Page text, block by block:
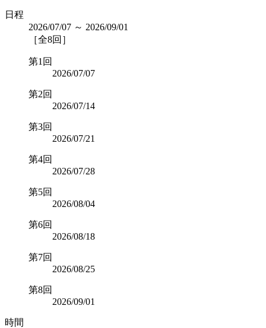
日程
2026/07/07 ～ 2026/09/01
［全8回］
第1回
2026/07/07
第2回
2026/07/14
第3回
2026/07/21
第4回
2026/07/28
第5回
2026/08/04
第6回
2026/08/18
第7回
2026/08/25
第8回
2026/09/01
時間